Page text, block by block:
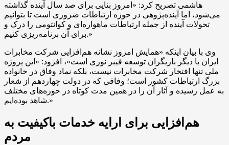
هاشمی تصریح کرد: «امروز بنایی برای صد سال آینده گذاشته
می‌شود، اما آینده‌پژوهی در حوزه ارتباطات ضروری است تا بتوانیم
تحولات آینده از جمله ارتباطات ماهواره‌ای و کوانتومی را درک و
برای آن برنامه‌ریزی کنیم.»
وی با بیان اینکه «همایش امروز نشانه هم‌افزایی شرکت مخابرات
ایران با دیگر بازیگران توسعه فیبر نوری است»، افزود: «این پروژه
ملی تنها افتخار شرکت مخابرات نیست، بلکه نماد وفاق در خانواده
بزرگ ارتباطات کشور است؛ وفاقی که در دولت چهاردهم از شعار
به عمل رسیده و آثار آن را در همین مدت کوتاه در حوزه‌های مختلف
شاهد بوده‌ایم.»
هم‌افزایی برای ارایه خدمات باکیفیت به
مردم